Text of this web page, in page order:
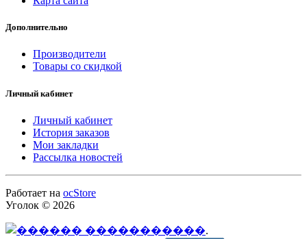
Дополнительно
Производители
Товары со скидкой
Личный кабинет
Личный кабинет
История заказов
Мои закладки
Рассылка новостей
Работает на ocStore
Уголок © 2026
.